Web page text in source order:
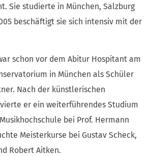
Sie studierte in München, Salzburg
beschäftigt sie sich intensiv mit der
schon vor dem Abitur Hospitant am
in München als Schüler
Nach der künstlerischen
er ein weiterführendes Studium
bei Prof. Hermann
Meisterkurse bei Gustav Scheck,
Robert Aitken.